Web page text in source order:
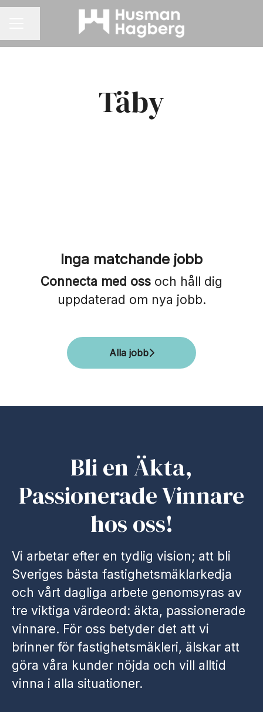
Täby
Inga matchande jobb
Connecta med oss och håll dig
uppdaterad om nya jobb.
Alla jobb
Bli en Äkta,
Passionerade Vinnare
hos oss!
Vi arbetar efter en tydlig vision; att bli
Sveriges bästa fastighetsmäklarkedja
och vårt dagliga arbete genomsyras av
tre viktiga värdeord: äkta, passionerade
vinnare. För oss betyder det att vi
brinner för fastighetsmäkleri, älskar att
göra våra kunder nöjda och vill alltid
vinna i alla situationer.